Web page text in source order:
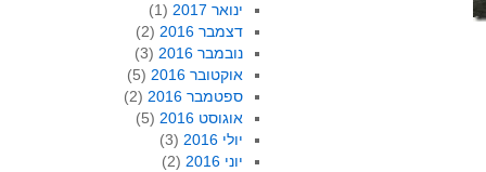
ינואר 2017
(1)
דצמבר 2016
(2)
נובמבר 2016
(3)
אוקטובר 2016
(5)
ספטמבר 2016
(2)
אוגוסט 2016
(5)
יולי 2016
(3)
יוני 2016
(2)